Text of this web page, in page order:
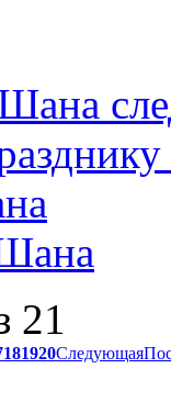
21
181920Следующая